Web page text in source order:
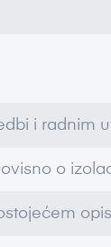
i radnim
o